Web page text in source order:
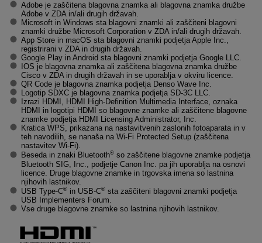
Adobe je zaščitena blagovna znamka ali blagovna znamka družbe
Adobe v ZDA in/ali drugih državah.
Microsoft in Windows sta blagovni znamki ali zaščiteni blagovni
znamki družbe Microsoft Corporation v ZDA in/ali drugih državah.
App Store in macOS sta blagovni znamki podjetja Apple Inc.,
registrirani v ZDA in drugih državah.
Google Play in Android sta blagovni znamki podjetja Google LLC.
IOS je blagovna znamka ali zaščitena blagovna znamka družbe
Cisco v ZDA in drugih državah in se uporablja v okviru licence.
QR Code je blagovna znamka podjetja Denso Wave Inc.
Logotip SDXC je blagovna znamka podjetja SD-3C LLC.
Izrazi HDMI, HDMI
High-DefinitionMultimedia Interface, oznaka
HDMI in logotipi HDMI so blagovne znamke ali zaščitene blagovne
znamke podjetja HDMI Licensing Administrator, Inc.
Kratica WPS, prikazana na nastavitvenih zaslonih fotoaparata in v
teh navodilih, se nanaša na Wi-Fi Protected Setup (zaščitena
nastavitev Wi-Fi).
Beseda in znaki Bluetooth®so zaščitene blagovne znamke podjetja
Bluetooth SIG, Inc., podjetje Canon Inc. pa jih uporablja na osnovi
licence. Druge blagovne znamke in trgovska imena so lastnina
njihovih lastnikov.
USB Type-C®in USB-C®sta zaščiteni blagovni znamki podjetja
USB Implementers Forum.
Vse druge blagovne znamke so lastnina njihovih lastnikov.